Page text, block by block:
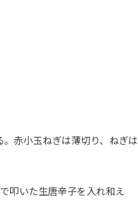
赤小玉ねぎは薄切り、ねぎは
叩いた生唐辛子を入れ和え